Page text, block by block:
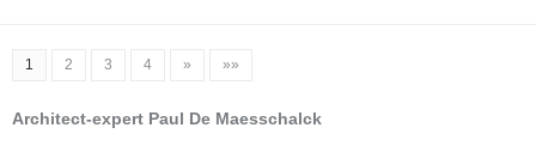
1 2 3 4 » »»
Architect-expert Paul De Maesschalck